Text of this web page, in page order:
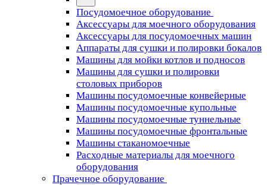
Посудомоечное оборудование
Аксессуары для моечного оборудования
Аксессуары для посудомоечных машин
Аппараты для сушки и полировки бокалов
Машины для мойки котлов и подносов
Машины для сушки и полировки
столовых приборов
Машины посудомоечные конвейерные
Машины посудомоечные купольные
Машины посудомоечные туннельные
Машины посудомоечные фронтальные
Машины стаканомоечные
Расходные материалы для моечного
оборудования
Прачечное оборудование